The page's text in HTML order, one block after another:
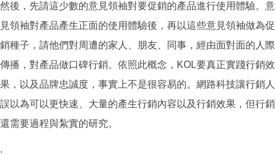
然後，先請這少數的意見領袖對要促銷的產品進行使用體驗。意
見領袖對產品產生正面的使用體驗後，再以這些意見領袖做為促
銷種子，請他們對周遭的家人、朋友、同事，經由面對面的人際
傳播，對產品做口碑行銷。依照此概念，KOL要真正實踐行銷效
果，以及品牌忠誠度，事實上不是很容易的。網路科技讓行銷人
誤以為可以更快速、大量的產生行銷內容以及行銷效果，但行銷
還需要過程與紮實的研究。
.